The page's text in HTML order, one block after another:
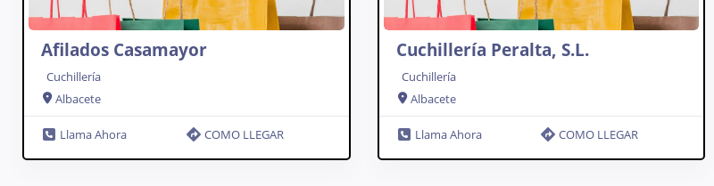
Afilados Casamayor
Cuchillería
Albacete
Llama Ahora COMO LLEGAR
Cuchillería Peralta, S.L.
Cuchillería
Albacete
Llama Ahora COMO LLEGAR